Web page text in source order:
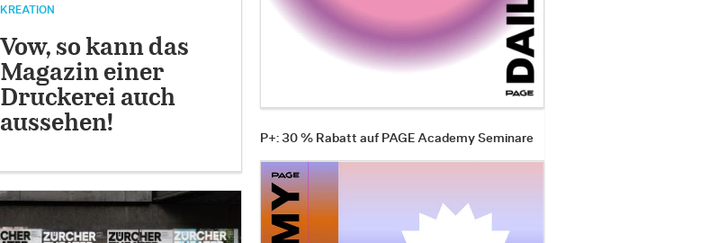
KREATION
Vow, so kann das
Magazin einer
Druckerei auch
aussehen!
P+: 30 % Rabatt auf PAGE Academy Seminare